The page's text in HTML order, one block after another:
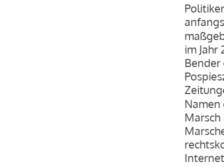
im Jahr
Bender
Namen
Marsch